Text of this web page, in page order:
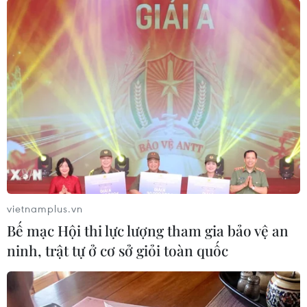
lượng chức năng đã hướng dẫn,
đưa được gần 30 người di chuyển
thoát nạn lên tầng mái và theo lối
cầu thang bộ đến khu vực an
toàn.
(TTXVN/Vietnam+)
vietnamplus.vn
Bế mạc Hội thi lực lượng tham gia bảo vệ an
ninh, trật tự ở cơ sở giỏi toàn quốc